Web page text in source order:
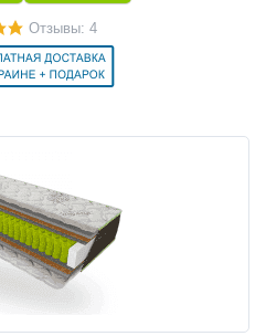
Отзывы: 4